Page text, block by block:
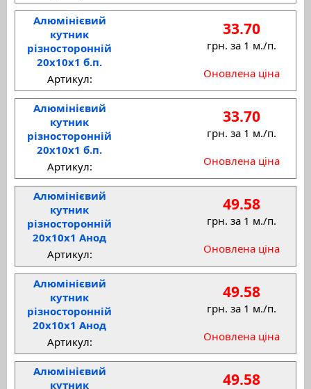
Алюмінієвий
кутник
різносторонній
20x10x1 б.п.
33.70
грн. за 1 м./п.
Оновлена ціна
Артикул:
Алюмінієвий
кутник
різносторонній
20x10x1 б.п.
33.70
грн. за 1 м./п.
Оновлена ціна
Артикул:
Алюмінієвий
кутник
різносторонній
20x10x1 Анод
49.58
грн. за 1 м./п.
Оновлена ціна
Артикул:
Алюмінієвий
кутник
різносторонній
20x10x1 Анод
49.58
грн. за 1 м./п.
Оновлена ціна
Артикул:
Алюмінієвий
кутник
49.58